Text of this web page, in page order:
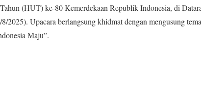
(HUT) ke-80 Kemerdekaan Republik Indonesia, di
2025). Upacara berlangsung khidmat dengan mengusung
Maju”.